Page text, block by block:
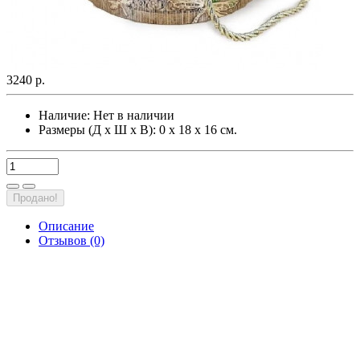
3240 р.
Наличие: Нет в наличии
Размеры (Д х Ш х В): 0 х 18 х 16 см.
Продано!
Описание
Отзывов (0)